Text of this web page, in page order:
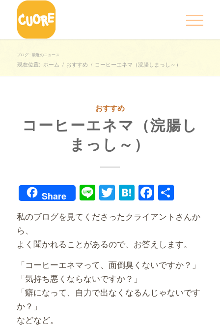
ブログ - 最近のニュース
現在位置: ホーム / おすすめ / コーヒーエネマ（浣腸しまっし～）
おすすめ
コーヒーエネマ（浣腸し
まっし～）
Share LineTwitter
Hatena共
有
私のブログを見てくださったクライアントさんか
ら、
よく聞かれることがあるので、お答えします。
「コーヒーエネマって、面倒臭くないですか？」
「気持ち悪くならないですか？」
「癖になって、自力で出なくなるんじゃないです
か？」
などなど。